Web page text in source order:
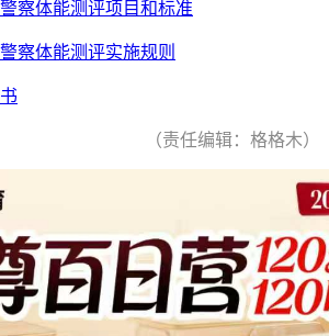
察体能测评项目和标准
察体能测评实施规则
（责任编辑：格格木）